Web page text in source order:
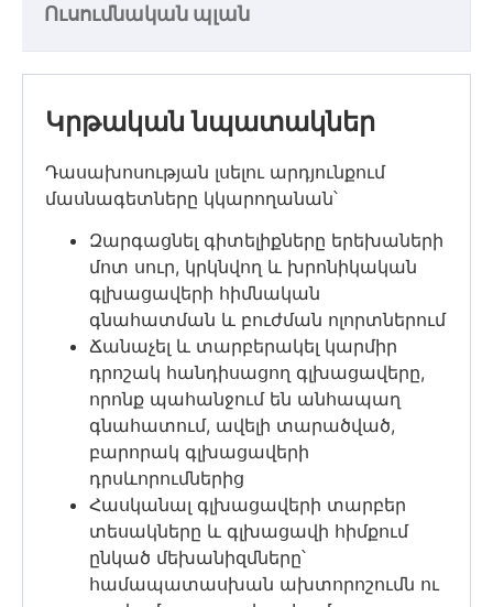
Ուսումնական պլան
Կրթական նպատակներ
Դասախոսության լսելու արդյունքում
մասնագետները կկարողանան՝
Զարգացնել գիտելիքները երեխաների
մոտ սուր, կրկնվող և խրոնիկական
գլխացավերի հիմնական
գնահատման և բուժման ոլորտներում
Ճանաչել և տարբերակել կարմիր
դրոշակ հանդիսացող գլխացավերը,
որոնք պահանջում են անհապաղ
գնահատում, ավելի տարածված,
բարորակ գլխացավերի
դրսևորումներից
Հասկանալ գլխացավերի տարբեր
տեսակները և գլխացավի հիմքում
ընկած մեխանիզմները՝
համապատասխան ախտորոշումն ու